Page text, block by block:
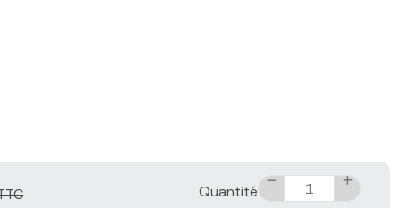
Quantité